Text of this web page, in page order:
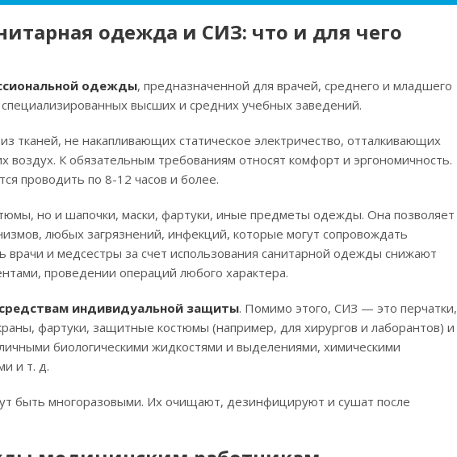
одежда и СИЗ: что и для чего
одежды, предназначенной для врачей, среднего и младшего
высших и средних учебных заведений.
тканей, не накапливающих статическое электричество, отталкивающих
К обязательным требованиям относят комфорт и эргономичность.
проводить по 8-12 часов и более.
но и шапочки, маски, фартуки, иные предметы одежды. Она позволяет
любых загрязнений, инфекций, которые могут сопровождать
и медсестры за счет использования санитарной одежды снижают
проведении операций любого характера.
индивидуальной защиты. Помимо этого, СИЗ — это перчатки,
фартуки, защитные костюмы (например, для хирургов и лаборантов) и
биологическими жидкостями и выделениями, химическими
и т. д.
быть многоразовыми. Их очищают, дезинфицируют и сушат после